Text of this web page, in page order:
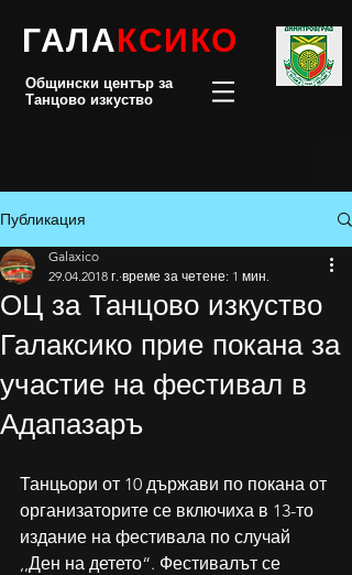
ГАЛАКСИКО
Общински център за
Танцово изкуство
Публикация
ОЦ за Танцово изкуство
Галаксико прие покана за
участие на фестивал в
Адапазаръ
Galaxico
29.04.2018 г. време за четене: 1 мин.
Танцьори от 10 държави по покана от
организаторите се включиха в 13-то
издание на фестивала по случай
,,Ден на детето“. Фестивалът се